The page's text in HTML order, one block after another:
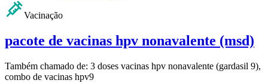
Vacinação
pacote de vacinas hpv nonavalente (msd)
Também chamado de: 3 doses vacinas hpv nonavalente (gardasil 9),
combo de vacinas hpv9